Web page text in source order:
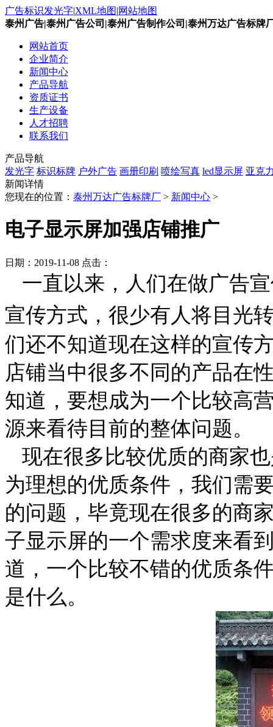
广告标识发光字|XML地图|网站地图
泰州广告|泰州广告公司|泰州广告制作公司|泰州万达广告标牌
网站首页
企业简介
新闻中心
产品导航
资质证书
生产设备
人才招聘
联系我们
产品导航
发光字 标识标牌 户外广告 画册印刷 喷绘写真 led显示屏 亚克
新闻详情
您现在的位置： 泰州万达广告标牌厂 > 新闻中心 >
电子显示屏加强店铺推广
日期： 2019-11-08 点击：
一直以来，人们在做广告
宣传方式，很少有人将目光
们还不知道现在这样的宣传
店铺当中很多不同的产品在
知道，要想成为一个比较高
源来看待目前的整体问题。
现在很多比较优质的商家
为理想的优质条件，我们需
的问题，毕竟现在很多的商
子显示屏的一个需求度来看
道，一个比较不错的优质条
是什么。